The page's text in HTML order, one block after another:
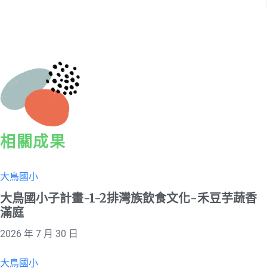
相關成果
大鳥國小
大鳥國小子計畫-1-2排灣族飲食文化-禾豆芋蔬香
滿庭
2026 年 7 月 30 日
大鳥國小